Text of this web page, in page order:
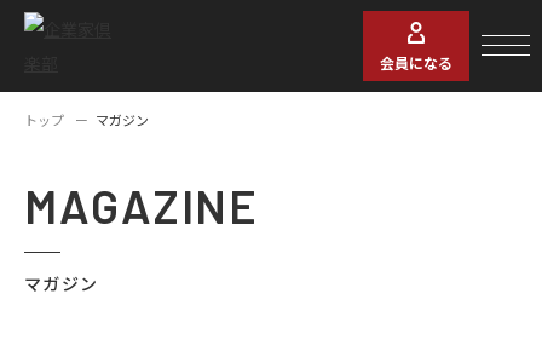
会員になる
トップ マガジン
MAGAZINE
マガジン